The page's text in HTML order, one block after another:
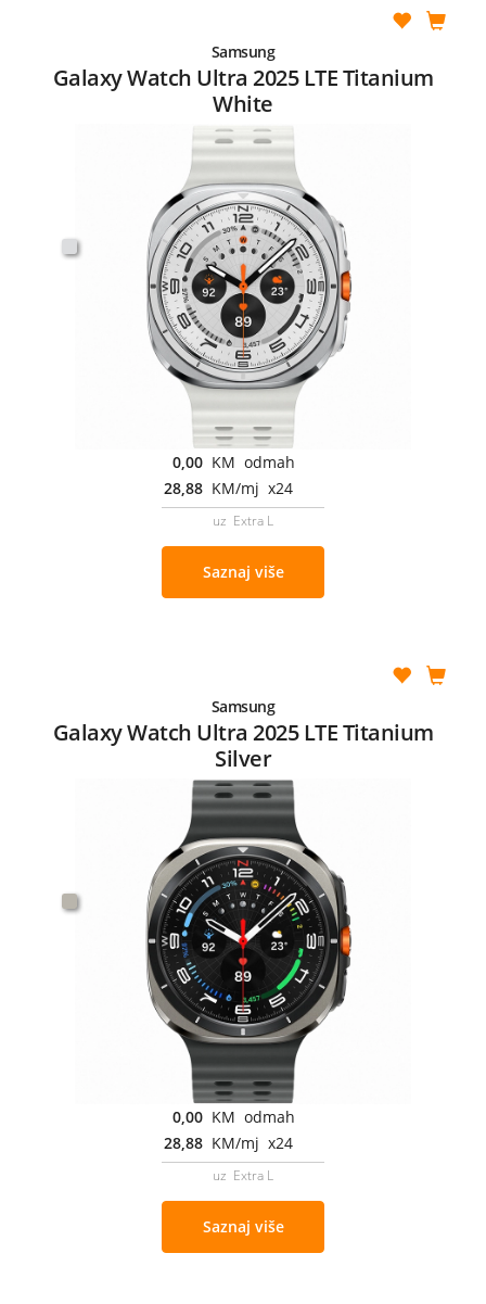
Samsung
Galaxy Watch Ultra 2025 LTE Titanium
White
0,00 KM odmah
28,88 KM/mj x24
uz Extra L
Saznaj više
Samsung
Galaxy Watch Ultra 2025 LTE Titanium
Silver
0,00 KM odmah
28,88 KM/mj x24
uz Extra L
Saznaj više